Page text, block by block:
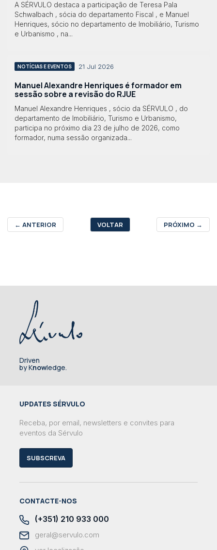
A SÉRVULO destaca a participação de Teresa Pala
Schwalbach , sócia do departamento Fiscal , e Manuel
Henriques, sócio no departamento de Imobiliário, Turismo
e Urbanismo , na...
NOTÍCIAS E EVENTOS 21 Jul 2026
Manuel Alexandre Henriques é formador em
sessão sobre a revisão do RJUE
Manuel Alexandre Henriques , sócio da SÉRVULO , do
departamento de Imobiliário, Turismo e Urbanismo,
participa no próximo dia 23 de julho de 2026, como
formador, numa sessão organizada...
← ANTERIOR VOLTAR PRÓXIMO →
Driven
by Knowledge.
UPDATES SÉRVULO
Receba, por email, newsletters e convites para
eventos da Sérvulo
SUBSCREVA
CONTACTE-NOS
(+351) 210 933 000
geral@servulo.com